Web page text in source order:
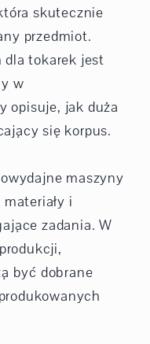
skutecznie
przedmiot.
dla tokarek jest
w
opisuje, jak duża
się korpus.
maszyny
i
zadania. W
być dobrane